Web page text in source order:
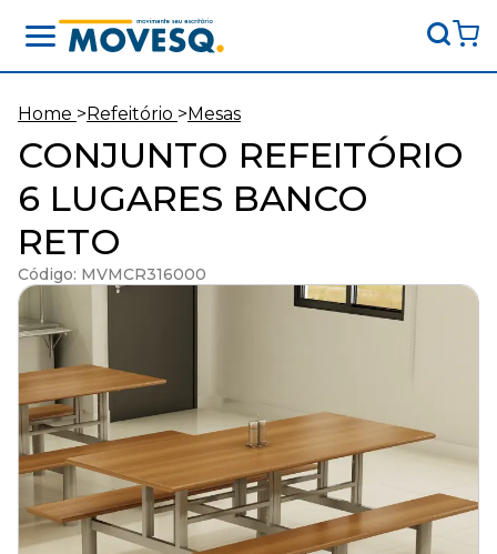
Movesq
-
Movimente
seu
escritório
Home >Refeitório >Mesas
CONJUNTO REFEITÓRIO
6 LUGARES BANCO
RETO
Código: MVMCR316000